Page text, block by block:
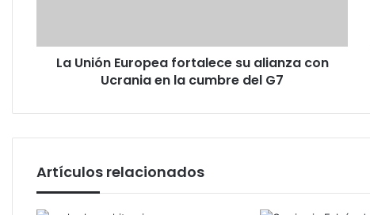
en
G7
La Unión Europea fortalece su alianza con
Ucrania en la cumbre del G7
Artículos relacionados